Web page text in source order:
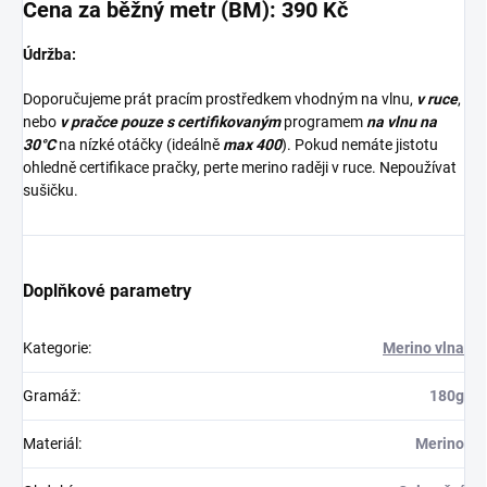
Cena za běžný metr (BM): 390 Kč
Údržba:
Doporučujeme prát pracím prostředkem vhodným na vlnu, v ruce,
nebo v pračce pouze s certifikovanýmprogramem na vlnu na
30°Cna nízké otáčky (ideálně max 400). Pokud nemáte jistotu
ohledně certifikace pračky, perte merino raději v ruce. Nepoužívat
sušičku.
Doplňkové parametry
Kategorie: Merino vlna
Gramáž: 180g
Materiál : Merino